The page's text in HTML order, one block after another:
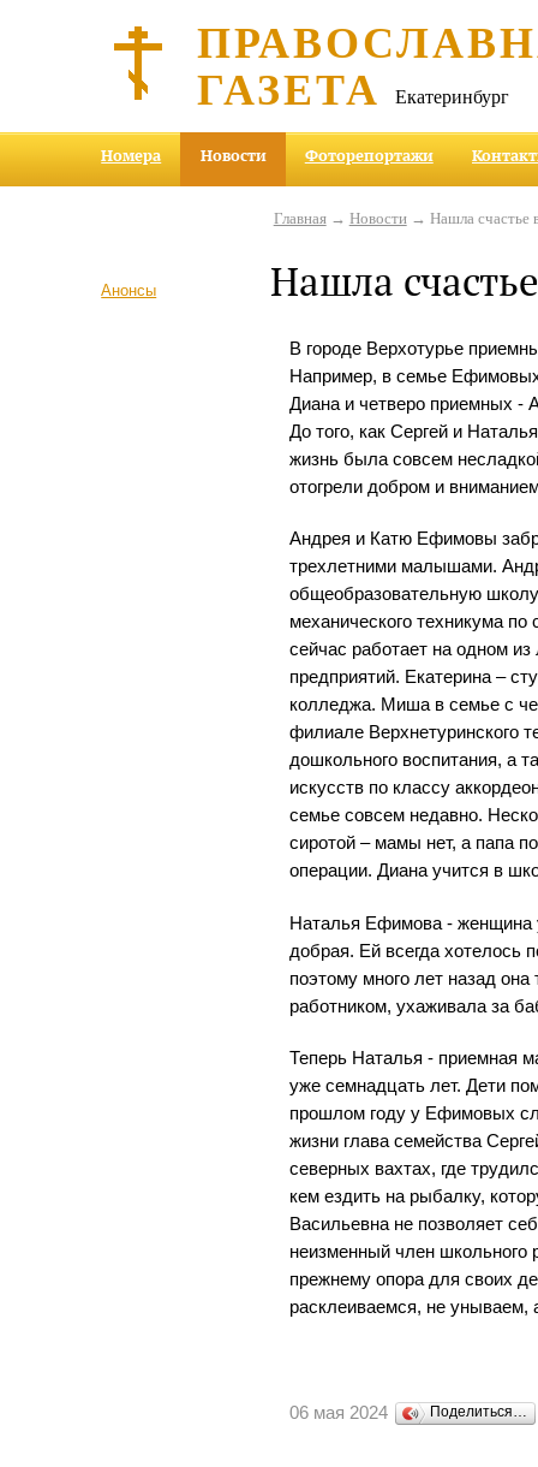
ГАЗЕТА Екатеринбург
Номера Новости Фоторепортажи
Анонсы
Главная→ Новости→ Нашла счастье
Нашла
В городе Верхотурье
Например, в семье
Диана и четверо приемных -
До того, как Сергей и
жизнь была совсем
отогрели добром и
Андрея и Катю Ефимовы
трехлетними малышами.
общеобразовательную
механического техникума
сейчас работает на одном
предприятий. Екатерина –
колледжа. Миша в семье с
филиале Верхнетуринского
дошкольного воспитания, а
искусств по классу
семье совсем недавно.
сиротой – мамы нет, а папа
операции. Диана учится в
Наталья Ефимова - женщина
добрая. Ей всегда хотелось
поэтому много лет назад
работником, ухаживала за
Теперь Наталья - приемная
уже семнадцать лет. Дети
прошлом году у Ефимовых
жизни глава семейства
северных вахтах, где
кем ездить на рыбалку,
Васильевна не позволяет
неизменный член школьного
прежнему опора для своих
расклеиваемся, не
06 мая 2024 Поделиться…